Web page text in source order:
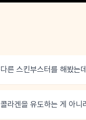
다른 스킨부스터를 해봤는
콜라겐을 유도하는 게 아니